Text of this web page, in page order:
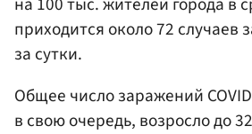
приходится около 72 случаев
за сутки.
Общее число заражений
в свою очередь, возросло до